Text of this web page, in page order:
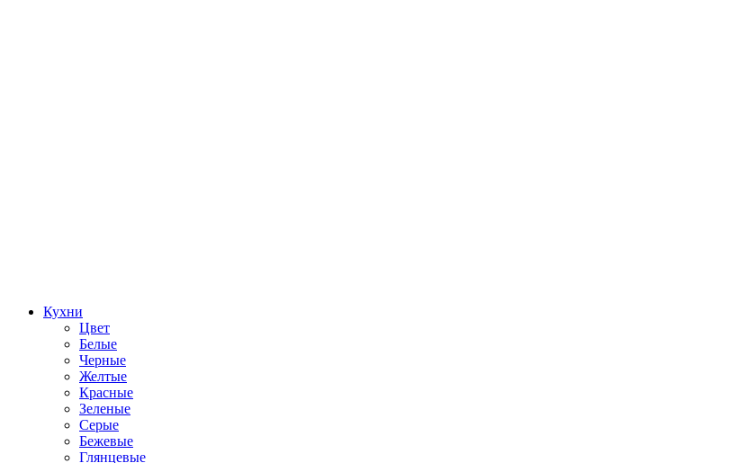
Кухни
Цвет
Белые
Черные
Желтые
Красные
Зеленые
Серые
Бежевые
Глянцевые